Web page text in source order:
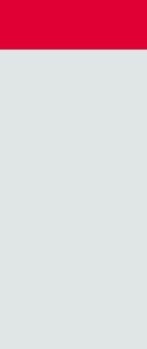
en opleidingen